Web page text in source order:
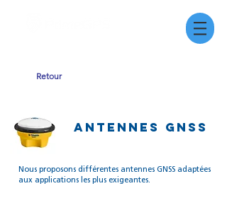
Retour
Antennes GNSS
Nous proposons différentes antennes GNSS adaptées
aux applications les plus exigeantes.